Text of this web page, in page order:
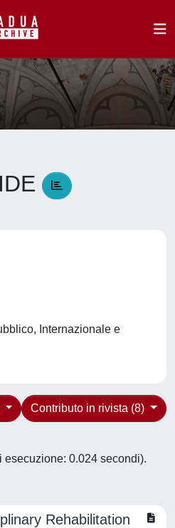
Internazionale e
Contributo in rivista (8)
esecuzione: 0.024 secondi).
Rehabilitation